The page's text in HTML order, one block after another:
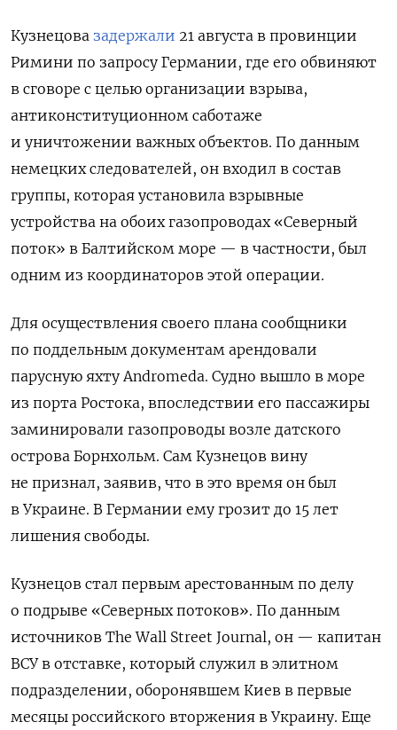
Кузнецова задержали 21 августа в провинции
Римини по запросу Германии, где его обвиняют
в сговоре с целью организации взрыва,
антиконституционном саботаже
и уничтожении важных объектов. По данным
немецких следователей, он входил в состав
группы, которая установила взрывные
устройства на обоих газопроводах «Северный
поток» в Балтийском море — в частности, был
одним из координаторов этой операции.
Для осуществления своего плана сообщники
по поддельным документам арендовали
парусную яхту Andromeda. Судно вышло в море
из порта Ростока, впоследствии его пассажиры
заминировали газопроводы возле датского
острова Борнхольм. Сам Кузнецов вину
не признал, заявив, что в это время он был
в Украине. В Германии ему грозит до 15 лет
лишения свободы.
Кузнецов стал первым арестованным по делу
о подрыве «Северных потоков». По данным
источников The Wall Street Journal, он — капитан
ВСУ в отставке, который служил в элитном
подразделении, оборонявшем Киев в первые
месяцы российского вторжения в Украину. Еще